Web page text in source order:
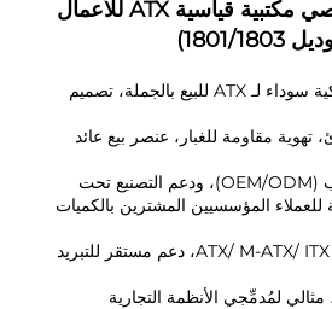
علبة كمبيوتر شخصي مكتبية قياسية ATX للأعمال
1801/1803)
علبة مكتبية كلاسيكية سوداء لـ ATX للبيع بالجملة، تصميم
مقاومة للغبار، عنصر بيع عائد
تصنيع حسب الطلب (OEM/ODM)، ودعم التصنيع تحت
للعملاء المؤسسيين المشترين بالكميات
متوافقة مع أنظمة ATX/ M-ATX/ ITX، دعم مستقر للتبريد
لمُدمِّجي الأنظمة التجارية